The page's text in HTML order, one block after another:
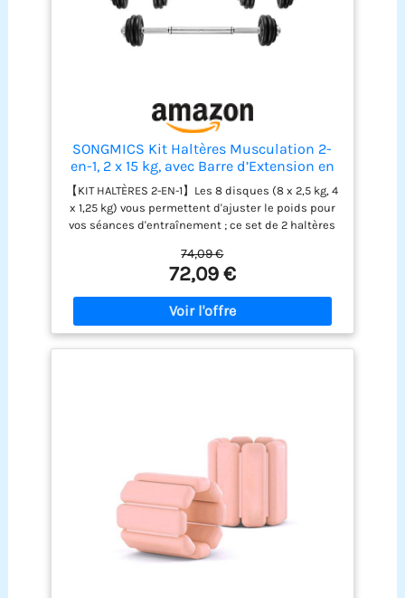
coutures renforcées et est donc très robuste. Le
rembourrage supplémentaire assure un confort
SONGMICS Kit Haltères Musculation 2-
en-1, 2 x 15 kg, avec Barre d’Extension en
Acier, Poids Ajustable, Fitness,
Musculation, Levée de Poids à la Maison,
Noir d'Encre SYL30LBK
【KIT HALTÈRES 2-EN-1】Les 8 disques (8 x 2,5 kg, 4
x 1,25 kg) vous permettent d'ajuster le poids pour
vos séances d'entraînement ; ce set de 2 haltères
30 kg 【ANTI-DÉRAPANT & SILENCIEUX】Grâce à
leur surface moletée, les barres de 14 cm de long
sont antiglisse. Elles assurent une utilisation
sécurisée et une bonne prise en main. Les 4
verrous maintiennent les plaques en place et
évitent les bruits gênants 【ROBUSTE ET
travaillez vos bras, épaules, poitrine, abdominaux,
haltères conviennent à tous 【ASSEMBLAGE
RAPIDE ET FACILE】12 disques, 2 barres, 1 barre de
connexion, 4 verrous - avec sa structure simple et
un outil fourni, ce kit d'haltères s’assemble
rapidement. Faire du fitness à domicile n’a jamais
74,09 €
72,09 €